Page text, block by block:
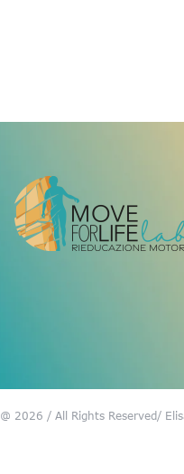
@ 2026 / All Rights Reserved/